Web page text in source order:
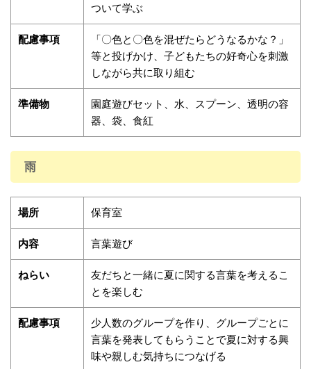
ついて学ぶ
配慮事項
「〇色と〇色を混ぜたらどうなるかな？」
等と投げかけ、子どもたちの好奇心を刺激
しながら共に取り組む
準備物
園庭遊びセット、水、スプーン、透明の容
器、袋、食紅
雨
場所 保育室
内容 言葉遊び
ねらい
友だちと一緒に夏に関する言葉を考えるこ
とを楽しむ
配慮事項
少人数のグループを作り、グループごとに
言葉を発表してもらうことで夏に対する興
味や親しむ気持ちにつなげる